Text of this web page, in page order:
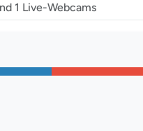
1 Live-Webcams